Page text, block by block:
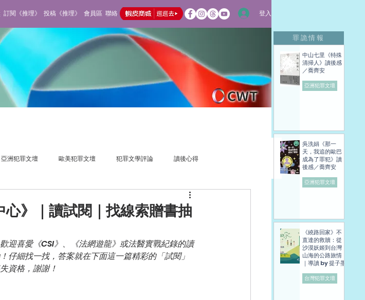
訂閱《推理》 投稿《推理》 會員區 聯絡 登入
罪詭情報
亞洲犯罪文壇 歐美犯罪文壇 犯罪文學評論 讀後心得
心》｜讀試閱｜找線索贈書抽
迎喜愛《CSI》、《法網遊龍》或法醫實戰紀錄的讀
仔細找一找，答案就在下面這一篇精彩的「試閱」
資格，謝謝！
中山七里《特殊
清掃人》讀後感
／喬齊安
亞洲犯罪文壇
吳洗娟《那一
天，我追的歐巴
成為了罪犯》讀
後感／喬齊安
亞洲犯罪文壇
《繞路回家》不
直達的救贖：從
沙漠妖姬到台灣
山海的公路旅情
｜導讀 by 提子墨
台灣犯罪文壇